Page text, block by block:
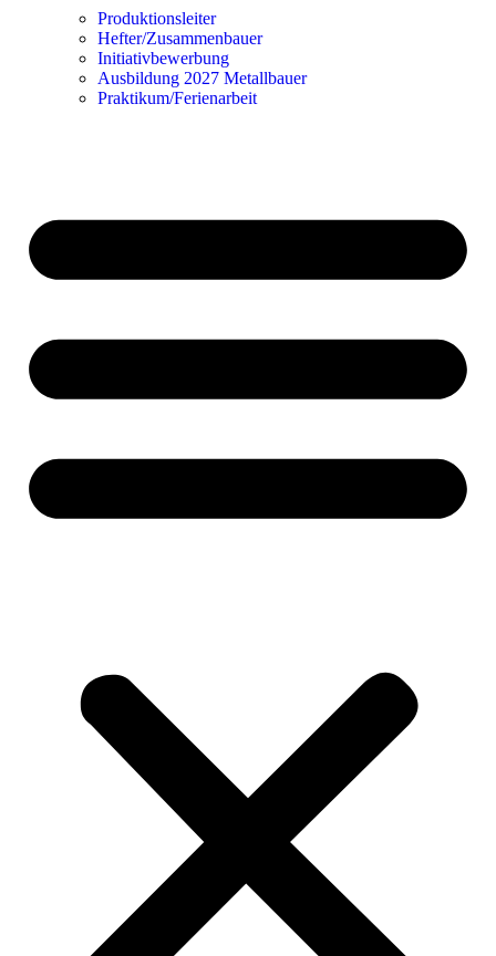
Produktionsleiter
Hefter/Zusammenbauer
Initiativbewerbung
Ausbildung 2027 Metallbauer
Praktikum/Ferienarbeit